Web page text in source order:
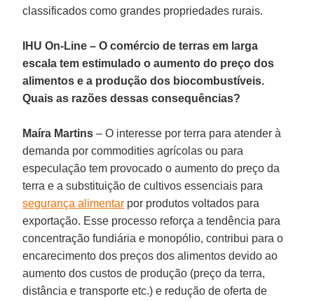
classificados como grandes propriedades rurais.
IHU On-Line – O comércio de terras em larga
escala tem estimulado o aumento do preço dos
alimentos e a produção dos biocombustíveis.
Quais as razões dessas consequências?
Maíra Martins – O interesse por terra para atender à
demanda por commodities agrícolas ou para
especulação tem provocado o aumento do preço da
terra e a substituição de cultivos essenciais para
segurança alimentar por produtos voltados para
exportação. Esse processo reforça a tendência para
concentração fundiária e monopólio, contribui para o
encarecimento dos preços dos alimentos devido ao
aumento dos custos de produção (preço da terra,
distância e transporte etc.) e redução de oferta de